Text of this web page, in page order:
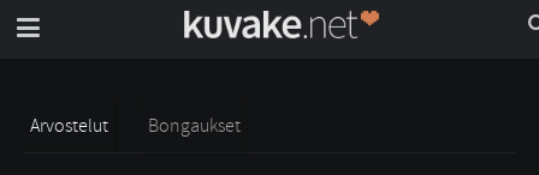
Arvostelut Bongaukset